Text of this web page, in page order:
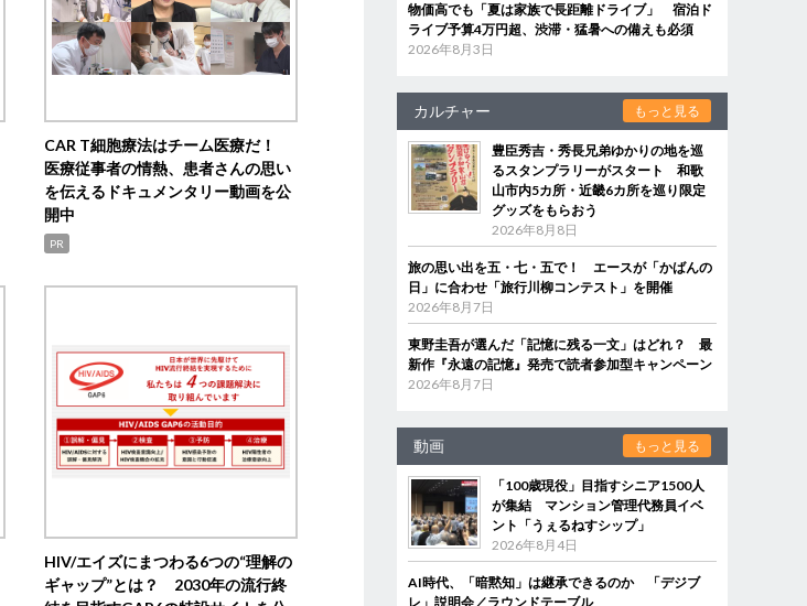
CAR T細胞療法はチーム医療だ！
医療従事者の情熱、患者さんの思い
を伝えるドキュメンタリー動画を公
開中
PR
HIV/エイズにまつわる6つの“理解の
ギャップ”とは？ 2030年の流行終
物価高でも「夏は家族で長距離ドライブ」 宿泊ド
ライブ予算4万円超、渋滞・猛暑への備えも必須
2026年8月3日
カルチャー もっと見る
豊臣秀吉・秀長兄弟ゆかりの地を巡
るスタンプラリーがスタート 和歌
山市内5カ所・近畿6カ所を巡り限定
グッズをもらおう
2026年8月8日
旅の思い出を五・七・五で！ エースが「かばんの
日」に合わせ「旅行川柳コンテスト」を開催
2026年8月7日
東野圭吾が選んだ「記憶に残る一文」はどれ？ 最
新作『永遠の記憶』発売で読者参加型キャンペーン
2026年8月7日
動画 もっと見る
「100歳現役」目指すシニア1500人
が集結 マンション管理代務員イベ
ント「うぇるねすシップ」
2026年8月4日
AI時代、「暗黙知」は継承できるのか 「デジブ
レ」説明会／ラウンドテーブル